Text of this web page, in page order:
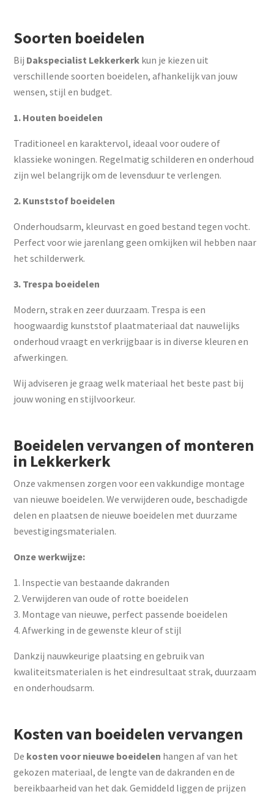
Soorten boeidelen
Bij Dakspecialist Lekkerkerk kun je kiezen uit
verschillende soorten boeidelen, afhankelijk van jouw
wensen, stijl en budget.
1. Houten boeidelen
Traditioneel en karaktervol, ideaal voor oudere of
klassieke woningen. Regelmatig schilderen en onderhoud
zijn wel belangrijk om de levensduur te verlengen.
2. Kunststof boeidelen
Onderhoudsarm, kleurvast en goed bestand tegen vocht.
Perfect voor wie jarenlang geen omkijken wil hebben naar
het schilderwerk.
3. Trespa boeidelen
Modern, strak en zeer duurzaam. Trespa is een
hoogwaardig kunststof plaatmateriaal dat nauwelijks
onderhoud vraagt en verkrijgbaar is in diverse kleuren en
afwerkingen.
Wij adviseren je graag welk materiaal het beste past bij
jouw woning en stijlvoorkeur.
Boeidelen vervangen of monteren
in Lekkerkerk
Onze vakmensen zorgen voor een vakkundige montage
van nieuwe boeidelen. We verwijderen oude, beschadigde
delen en plaatsen de nieuwe boeidelen met duurzame
bevestigingsmaterialen.
Onze werkwijze:
Inspectie van bestaande dakranden
Verwijderen van oude of rotte boeidelen
Montage van nieuwe, perfect passende boeidelen
Afwerking in de gewenste kleur of stijl
Dankzij nauwkeurige plaatsing en gebruik van
kwaliteitsmaterialen is het eindresultaat strak, duurzaam
en onderhoudsarm.
Kosten van boeidelen vervangen
De kosten voor nieuwe boeidelen hangen af van het
gekozen materiaal, de lengte van de dakranden en de
bereikbaarheid van het dak. Gemiddeld liggen de prijzen